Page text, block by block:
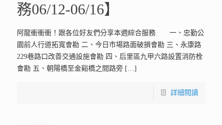
務06/12-06/16】
阿龍衝衝衝！跟各位好友們分享本週綜合服務 一、忠勤公
園前人行道拓寬會勘 二、今日市場路面破損會勘 三、永康路
229巷路口改善交通設施會勘 四、后里區九甲六路設置消防栓
會勘 五、朝陽橋至金谿橋之間路旁[…]
詳細閱讀